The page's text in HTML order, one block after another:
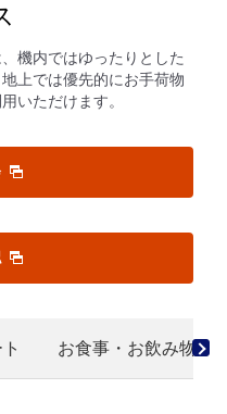
機内ではゆったりとした
上では優先的にお手荷物
いただけます。
お食事・お飲み物